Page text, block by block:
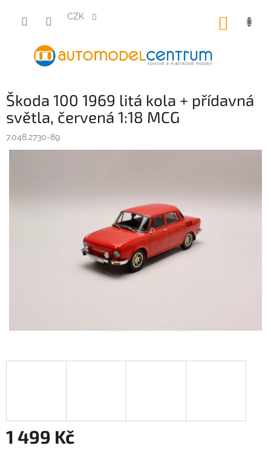
obsah
CZK
Škoda 100 1969 litá kola + přídavná
světla, červená 1:18 MCG
7.048.2730-89
1 499 Kč